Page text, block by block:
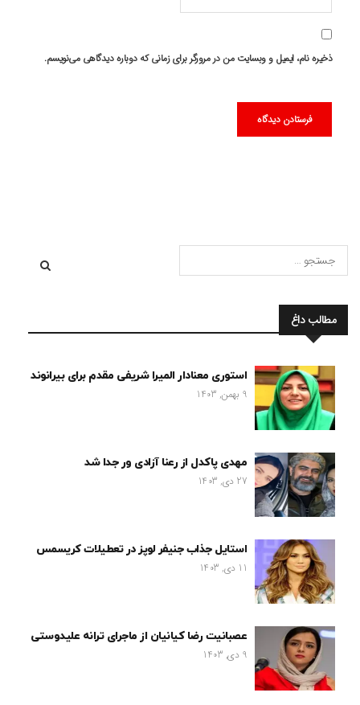
ذخیره نام، ایمیل و وبسایت من در مرورگر برای زمانی که دوباره دیدگاهی می‌نویسم.
مطالب داغ
استوری معنادار المیرا شریفی مقدم برای بیرانوند
9 بهمن, 1403
مهدی پاکدل از رعنا آزادی ور جدا شد
27 دی, 1403
استایل جذاب جنیفر لوپز در تعطیلات کریسمس
11 دی, 1403
عصبانیت رضا کیانیان از ماجرای ترانه علیدوستی
9 دی, 1403